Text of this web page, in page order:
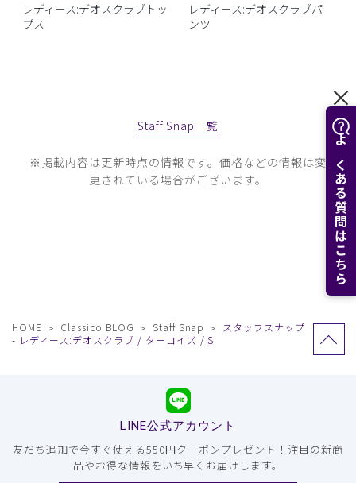
よくある質問はこちら
レディース:デオスクラブトッ
プス
レディース:デオスクラブパ
ンツ
Staff Snap一覧
※掲載内容は更新時点の情報です。価格などの情報は変
更されている場合がございます。
HOME Classico BLOG Staff Snap
スタッフスナップ
- レディース:デオスクラブ / ターコイズ / S
LINE公式アカウント
友だち追加で今すぐ使える550円クーポンプレゼント！注目の新商
品やお得な情報をいち早くお届けします。